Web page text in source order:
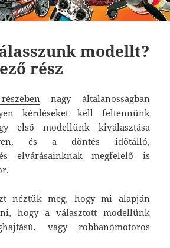
modellt?
rész
nagy általánosságban
kérdéseket kell feltennünk
első modellünk kiválasztása
és a döntés időtálló,
elvárásainknak megfelelő is
néztük meg, hogy mi alapján
hogy a választott modellünk
vagy robbanómotoros